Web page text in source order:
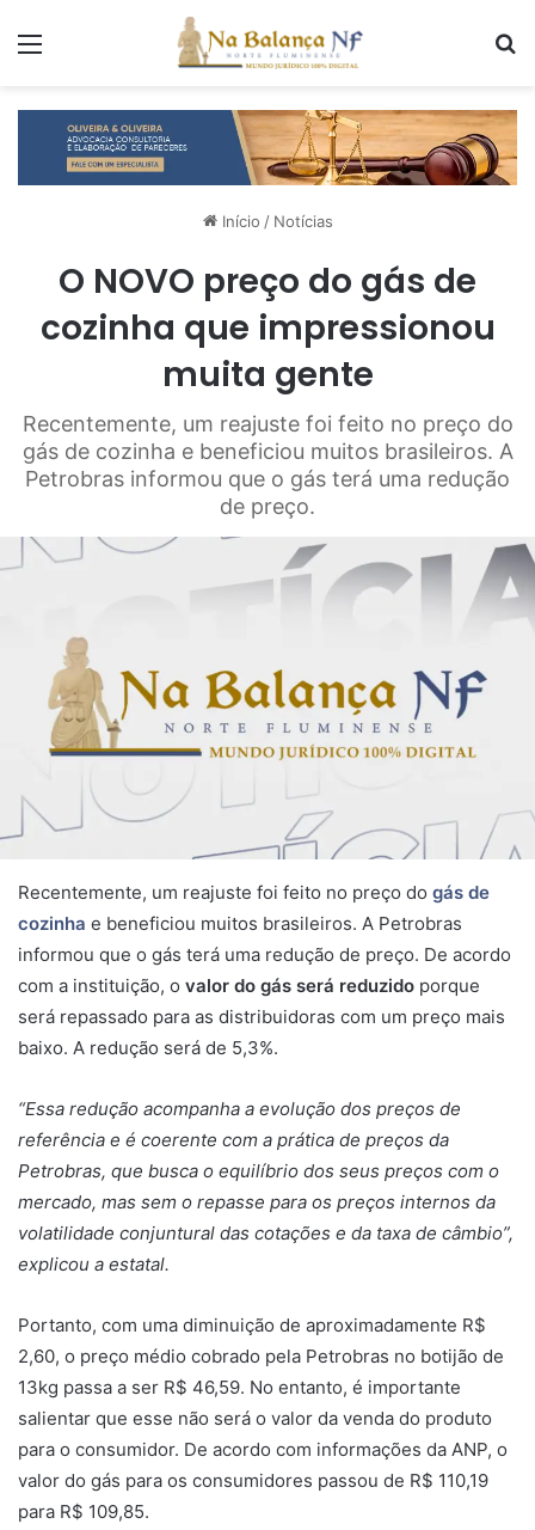
Início / Notícias
O NOVO preço do gás de
cozinha que impressionou
muita gente
Recentemente, um reajuste foi feito no preço do
gás de cozinha e beneficiou muitos brasileiros. A
Petrobras informou que o gás terá uma redução
de preço.
Recentemente, um reajuste foi feito no preço do gás de
cozinha e beneficiou muitos brasileiros. A Petrobras
informou que o gás terá uma redução de preço. De acordo
com a instituição, o valor do gás será reduzido porque
será repassado para as distribuidoras com um preço mais
baixo. A redução será de 5,3%.
“Essa redução acompanha a evolução dos preços de
referência e é coerente com a prática de preços da
Petrobras, que busca o equilíbrio dos seus preços com o
mercado, mas sem o repasse para os preços internos da
volatilidade conjuntural das cotações e da taxa de câmbio”,
explicou a estatal.
Portanto, com uma diminuição de aproximadamente R$
2,60, o preço médio cobrado pela Petrobras no botijão de
13kg passa a ser R$ 46,59. No entanto, é importante
salientar que esse não será o valor da venda do produto
para o consumidor. De acordo com informações da ANP, o
valor do gás para os consumidores passou de R$ 110,19
para R$ 109,85.